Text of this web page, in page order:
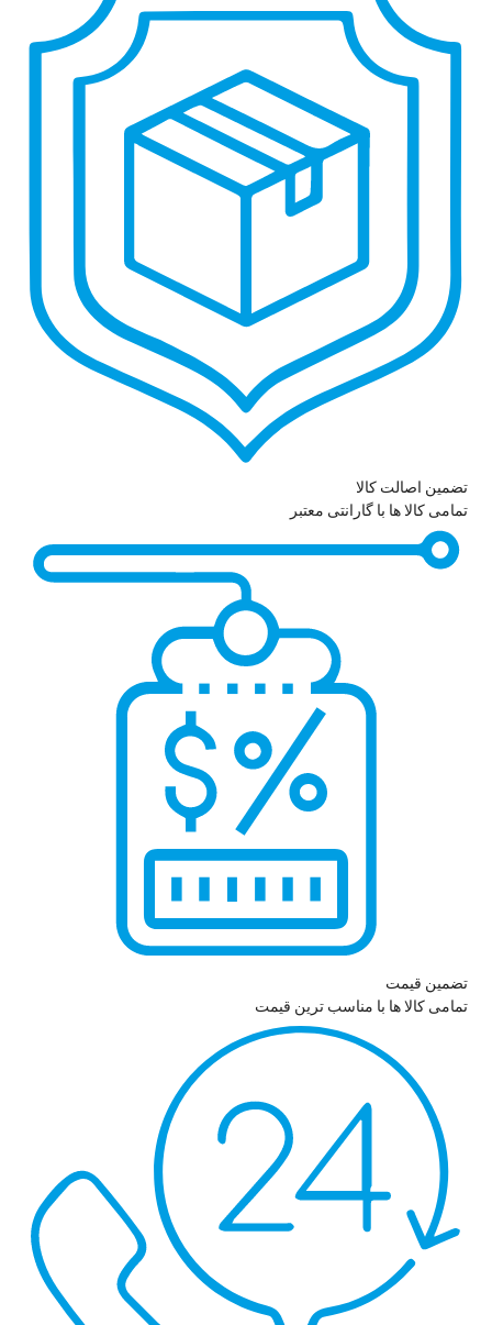
تضمین اصالت کالا
تمامی کالا ها با گارانتی معتبر
تضمین قیمت
تمامی کالا ها با مناسب ترین قیمت